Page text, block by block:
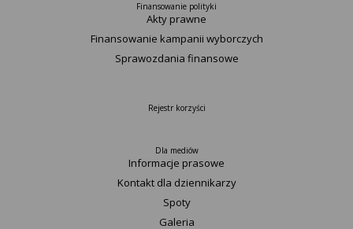
Finansowanie polityki
Akty prawne
Finansowanie kampanii wyborczych
Sprawozdania finansowe
Rejestr korzyści
Dla mediów
Informacje prasowe
Kontakt dla dziennikarzy
Spoty
Galeria